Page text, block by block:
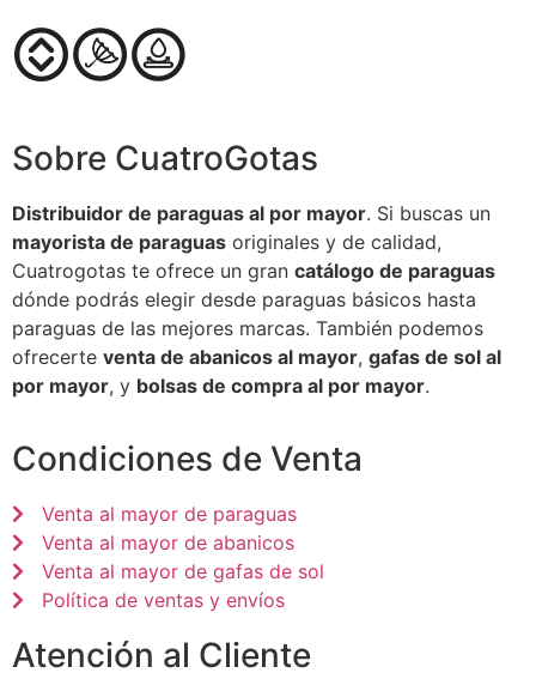
Sobre CuatroGotas
Distribuidor de paraguas al por mayor. Si buscas un
mayorista de paraguas originales y de calidad,
Cuatrogotas te ofrece un gran catálogo de paraguas
dónde podrás elegir desde paraguas básicos hasta
paraguas de las mejores marcas. También podemos
ofrecerte venta de abanicos al mayor, gafas de sol al
por mayor, y bolsas de compra al por mayor.
Condiciones de Venta
Venta al mayor de paraguas
Venta al mayor de abanicos
Venta al mayor de gafas de sol
Política de ventas y envíos
Atención al Cliente